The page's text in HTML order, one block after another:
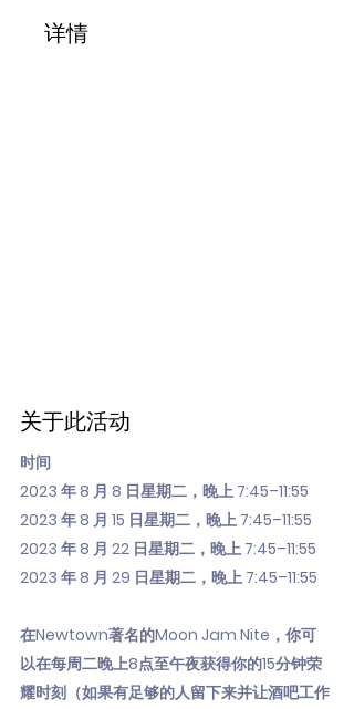
详情
关于此活动
时间
2023 年 8 月 8 日星期二，晚上 7:45–11:55
2023 年 8 月 15 日星期二，晚上 7:45–11:55
2023 年 8 月 22 日星期二，晚上 7:45–11:55
2023 年 8 月 29 日星期二，晚上 7:45–11:55
在Newtown著名的Moon Jam Nite，你可
以在每周二晚上8点至午夜获得你的15分钟荣
耀时刻（如果有足够的人留下来并让酒吧工作